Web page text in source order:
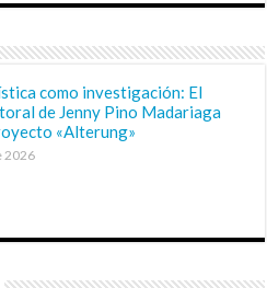
como investigación: El
de Jenny Pino Madariaga
«Alterung»
2026